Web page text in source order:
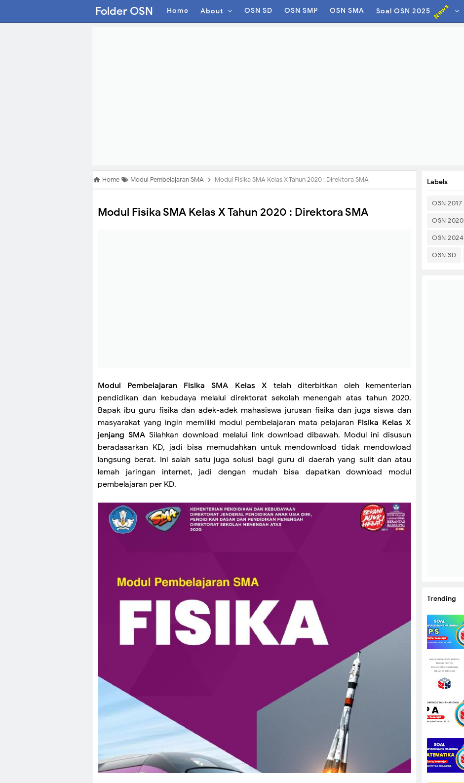
Folder OSN Home About OSN SD OSN SMP OSN SMA Soal OSN 2025 News
Home Modul Pembelajaran SMA Modul Fisika SMA Kelas X Tahun 2020 : Direktora SMA
Modul Fisika SMA Kelas X Tahun 2020 : Direktora SMA
Modul Pembelajaran Fisika SMA Kelas X telah diterbitkan oleh kementerian
pendidikan dan kebudaya melalui direktorat sekolah menengah atas tahun 2020.
Bapak ibu guru fisika dan adek-adek mahasiswa jurusan fisika dan juga siswa dan
masyarakat yang ingin memiliki modul pembelajaran mata pelajaran Fisika Kelas X
jenjang SMASilahkan download melalui link download dibawah. Modul ini disusun
beradasarkan KD, jadi bisa memudahkan untuk mendownload tidak mendowload
langsung berat. Ini salah satu juga solusi bagi guru di daerah yang sulit dan atau
lemah jaringan internet, jadi dengan mudah bisa dapatkan download modul
pembelajaran per KD.
Labels
OSN 2017
OSN 2020
OSN 2024
OSN SD
Trending